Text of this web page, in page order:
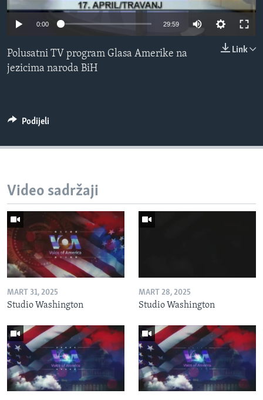
MAGAZIN
O GLASU AMERIKE
Learning English
Jezici
0:00 29:59
Link
Polusatni TV program Glasa Amerike na
jezicima naroda BiH
Podijeli
Video sadržaji
MART 31, 2025
Studio Washington
MART 28, 2025
Studio Washington